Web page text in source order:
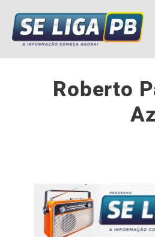
Roberto